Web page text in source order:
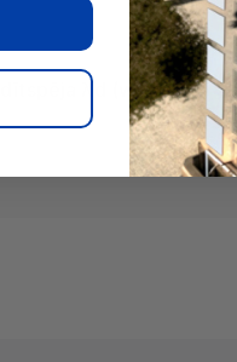
λd (w/mk)